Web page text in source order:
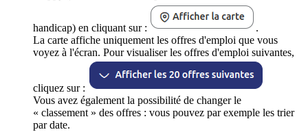
handicap) en cliquant sur :
.
La carte affiche uniquement les offres d'emploi que vous
voyez à l'écran. Pour visualiser les offres d'emploi suivantes,
cliquez sur :
Vous avez également la possibilité de changer le
« classement » des offres : vous pouvez par exemple les trier
par date.